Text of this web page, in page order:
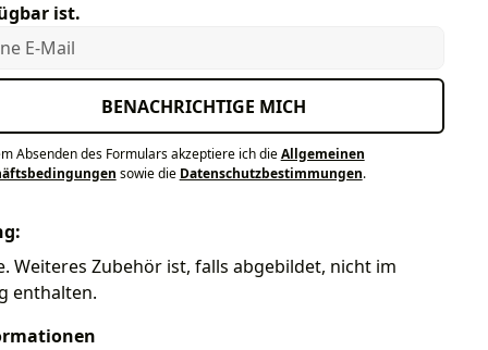
ist.
E-Mail
BENACHRICHTIGE MICH
Absenden des Formulars akzeptiere ich dieAllgemeinen
sowie die Datenschutzbestimmungen.
Weiteres Zubehör ist, falls abgebildet, nicht im
enthalten.